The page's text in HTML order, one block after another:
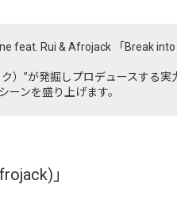
feat. Rui & Afrojack 「Break
）”が発掘しプロデュースする
ンを盛り上げます。
」